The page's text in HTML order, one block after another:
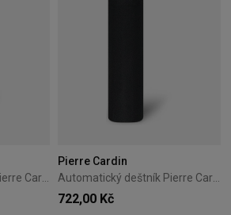
Automatický deštník Pierre Cardin Noire
Pierre Cardin
Automatický deštník Pierre Cardin Primeur
722,00 Kč